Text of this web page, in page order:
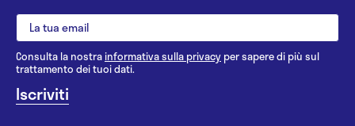
Consulta la nostrainformativa sulla privacy per sapere di più sul
trattamento dei tuoi dati.